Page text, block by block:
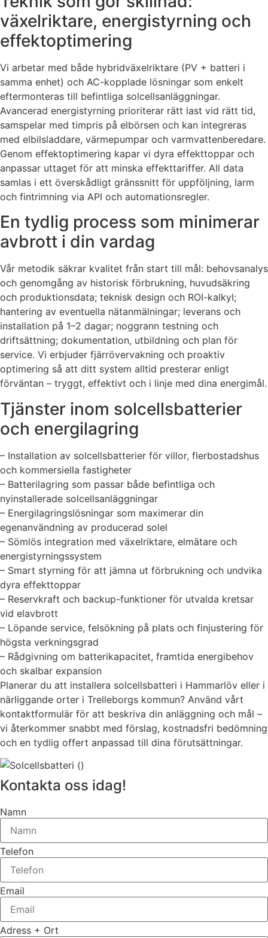
växelriktare, energistyrning och
effektoptimering
Vi arbetar med både hybridväxelriktare (PV + batteri i
samma enhet) och AC-kopplade lösningar som enkelt
eftermonteras till befintliga solcellsanläggningar.
Avancerad energistyrning prioriterar rätt last vid rätt tid,
samspelar med timpris på elbörsen och kan integreras
med elbilsladdare, värmepumpar och varmvattenberedare.
Genom effektoptimering kapar vi dyra effekttoppar och
anpassar uttaget för att minska effekttariffer. All data
samlas i ett överskådligt gränssnitt för uppföljning, larm
och fintrimning via API och automationsregler.
En tydlig process som minimerar
avbrott i din vardag
Vår metodik säkrar kvalitet från start till mål: behovsanalys
och genomgång av historisk förbrukning, huvudsäkring
och produktionsdata; teknisk design och ROI-kalkyl;
hantering av eventuella nätanmälningar; leverans och
installation på 1–2 dagar; noggrann testning och
driftsättning; dokumentation, utbildning och plan för
service. Vi erbjuder fjärrövervakning och proaktiv
optimering så att ditt system alltid presterar enligt
förväntan – tryggt, effektivt och i linje med dina energimål.
Tjänster inom solcellsbatterier
och energilagring
– Installation av solcellsbatterier för villor, flerbostadshus
och kommersiella fastigheter
– Batterilagring som passar både befintliga och
nyinstallerade solcellsanläggningar
– Energilagringslösningar som maximerar din
egenanvändning av producerad solel
– Sömlös integration med växelriktare, elmätare och
energistyrningssystem
– Smart styrning för att jämna ut förbrukning och undvika
dyra effekttoppar
– Reservkraft och backup-funktioner för utvalda kretsar
vid elavbrott
– Löpande service, felsökning på plats och finjustering för
högsta verkningsgrad
– Rådgivning om batterikapacitet, framtida energibehov
och skalbar expansion
Planerar du att installera solcellsbatteri i Hammarlöv eller i
närliggande orter i Trelleborgs kommun? Använd vårt
kontaktformulär för att beskriva din anläggning och mål –
vi återkommer snabbt med förslag, kostnadsfri bedömning
och en tydlig offert anpassad till dina förutsättningar.
Kontakta oss idag!
Namn
Telefon
Email
Adress + Ort